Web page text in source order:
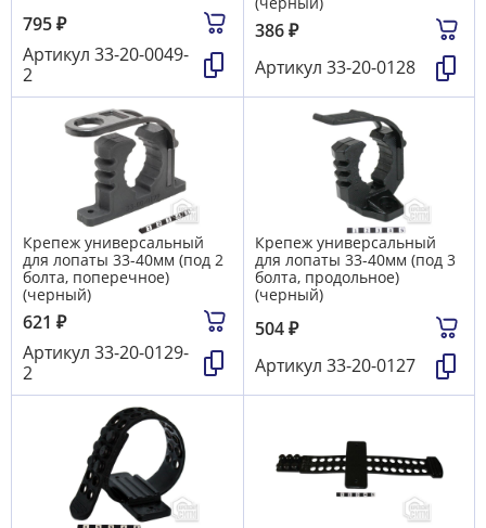
795₽
Артикул 33-20-0049-
2
386₽
Артикул 33-20-0128
Крепеж универсальный
для лопаты 33-40мм (под 2
болта, поперечное)
(черный)
621 ₽
Артикул 33-20-0129-
2
Крепеж универсальный
для лопаты 33-40мм (под 3
болта, продольное)
(черный)
504₽
Артикул 33-20-0127